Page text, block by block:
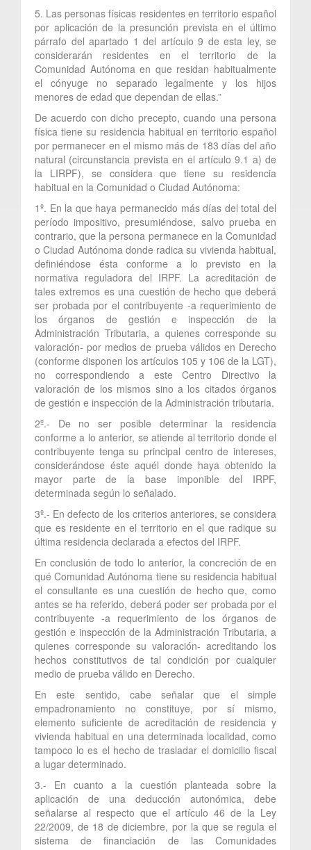
5. Las personas físicas residentes en territorio español
por aplicación de la presunción prevista en el último
párrafo del apartado 1 del artículo 9 de esta ley, se
considerarán residentes en el territorio de la
Comunidad Autónoma en que residan habitualmente
el cónyuge no separado legalmente y los hijos
menores de edad que dependan de ellas.”
De acuerdo con dicho precepto, cuando una persona
física tiene su residencia habitual en territorio español
por permanecer en el mismo más de 183 días del año
natural (circunstancia prevista en el artículo 9.1 a) de
la LIRPF), se considera que tiene su residencia
habitual en la Comunidad o Ciudad Autónoma:
1º. En la que haya permanecido más días del total del
período impositivo, presumiéndose, salvo prueba en
contrario, que la persona permanece en la Comunidad
o Ciudad Autónoma donde radica su vivienda habitual,
definiéndose ésta conforme a lo previsto en la
normativa reguladora del IRPF. La acreditación de
tales extremos es una cuestión de hecho que deberá
ser probada por el contribuyente -a requerimiento de
los órganos de gestión e inspección de la
Administración Tributaria, a quienes corresponde su
valoración- por medios de prueba válidos en Derecho
(conforme disponen los artículos 105 y 106 de la LGT),
no correspondiendo a este Centro Directivo la
valoración de los mismos sino a los citados órganos
de gestión e inspección de la Administración tributaria.
2º.- De no ser posible determinar la residencia
conforme a lo anterior, se atiende al territorio donde el
contribuyente tenga su principal centro de intereses,
considerándose éste aquél donde haya obtenido la
mayor parte de la base imponible del IRPF,
determinada según lo señalado.
3º.- En defecto de los criterios anteriores, se considera
que es residente en el territorio en el que radique su
última residencia declarada a efectos del IRPF.
En conclusión de todo lo anterior, la concreción de en
qué Comunidad Autónoma tiene su residencia habitual
el consultante es una cuestión de hecho que, como
antes se ha referido, deberá poder ser probada por el
contribuyente -a requerimiento de los órganos de
gestión e inspección de la Administración Tributaria, a
quienes corresponde su valoración- acreditando los
hechos constitutivos de tal condición por cualquier
medio de prueba válido en Derecho.
En este sentido, cabe señalar que el simple
empadronamiento no constituye, por sí mismo,
elemento suficiente de acreditación de residencia y
vivienda habitual en una determinada localidad, como
tampoco lo es el hecho de trasladar el domicilio fiscal
a lugar determinado.
3.- En cuanto a la cuestión planteada sobre la
aplicación de una deducción autonómica, debe
señalarse al respecto que el artículo 46 de la Ley
22/2009, de 18 de diciembre, por la que se regula el
sistema de financiación de las Comunidades